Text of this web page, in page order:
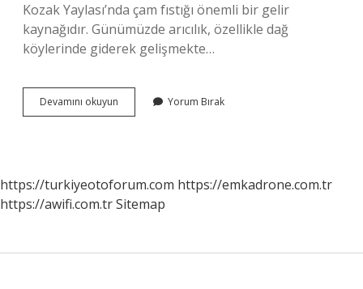
Kozak Yaylası’nda çam fıstığı önemli bir gelir
kaynağıdır. Günümüzde arıcılık, özellikle dağ
köylerinde giderek gelişmekte…
Devamını okuyun Bergamada
Ne
Yorum Bırak
https://turkiyeotoforum.com https://emkadrone.com.tr
https://awifi.com.trSitemap